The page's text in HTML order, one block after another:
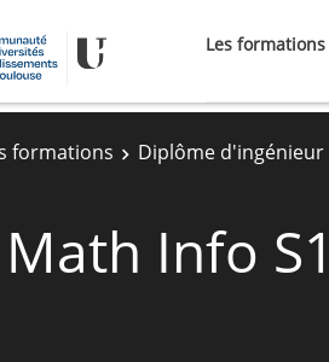
Les formations
formations Diplôme d'ingénieur
Info S1